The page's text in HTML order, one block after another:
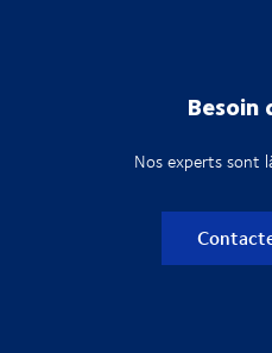
Besoin
Nos experts sont